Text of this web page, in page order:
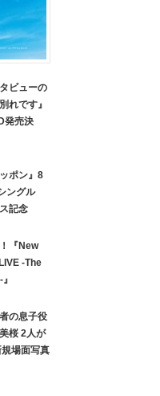
ビューの
れです』
発売決
ポン』8
ングル
記念
『New
-The
の息子役
桜 2人が
場面写真